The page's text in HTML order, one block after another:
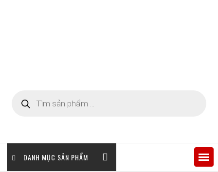
kiếm
sản
DANH MỤC SẢN PHẨM